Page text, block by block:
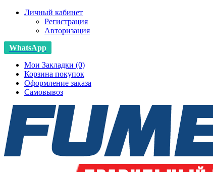
Личный кабинет
Регистрация
Авторизация
WhatsApp
Мои Закладки (0)
Корзина покупок
Оформление заказа
Самовывоз